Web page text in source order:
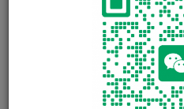
NIZORAL